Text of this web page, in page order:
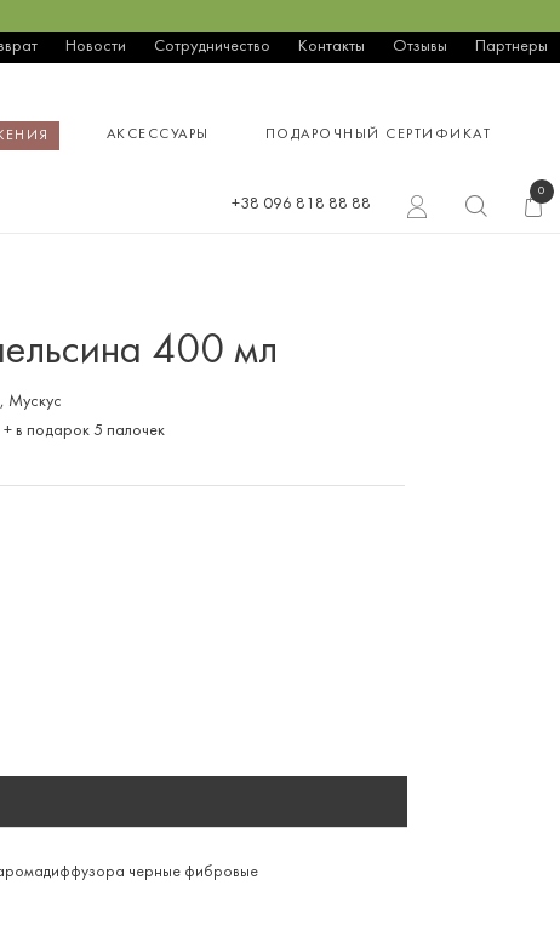
Новости Сотрудничество Контакты Отзывы Партнеры
АКСЕССУАРЫ ПОДАРОЧНЫЙ СЕРТИФИКАТ
+38 096 818 88 88
0
400 мл
Мускус
в подарок 5 палочек
аромадиффузора черные фибровые